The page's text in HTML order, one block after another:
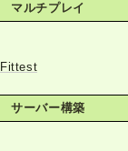
マルチプレイ
サーバー構築